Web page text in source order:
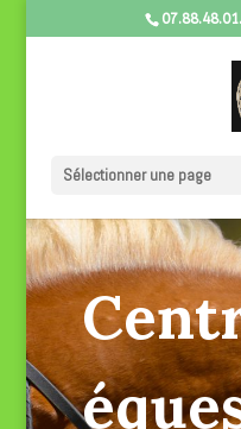
Sélectionner une page